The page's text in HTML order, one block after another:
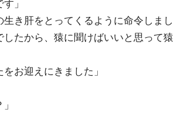
」
き肝をとってくるように命令しまし
たから、猿に聞けばいいと思って猿
お迎えにきました」